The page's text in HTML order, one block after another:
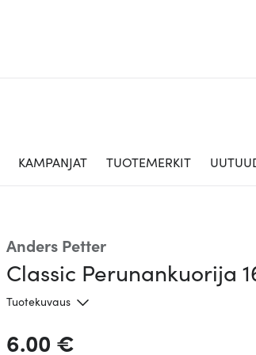
KAMPANJAT TUOTEMERKIT
Anders Petter
Classic Perunankuorija
Tuotekuvaus
6.00 €